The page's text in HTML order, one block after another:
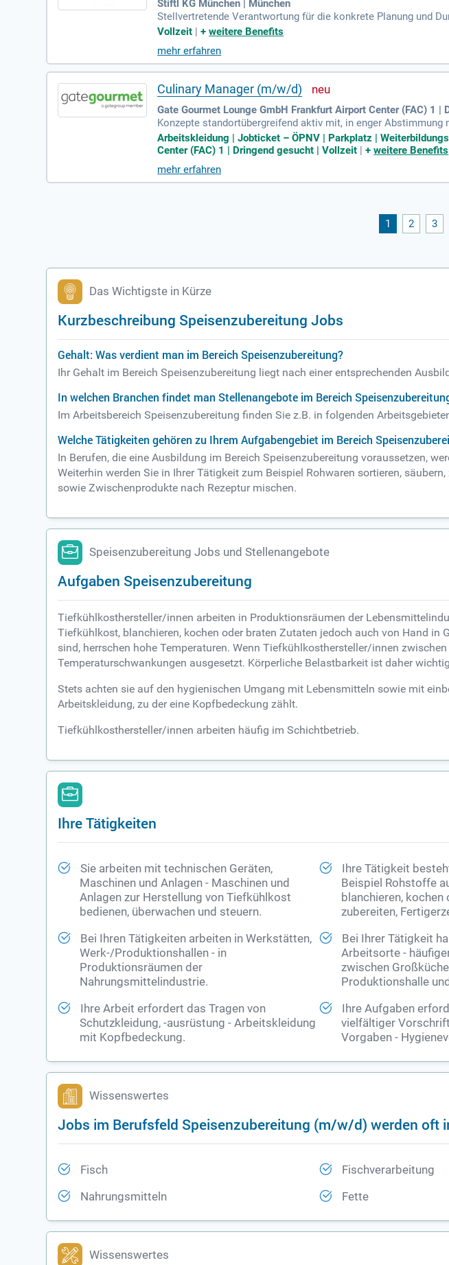
Stiftl KG München | München
Stellvertretende Verantwortung für die konkrete Planung und
m Küchenchef; Zubereitung von kalten und warmen Speisen,
Vollzeit |+weitere Benefits
mehr erfahren
Culinary Manager (m/w/d)
Gate Gourmet Lounge GmbH Frankfurt Airport Center (FAC) 1 |
Konzepte standortübergreifend aktiv mit, in enger Abstimmung
antworten Führung und Organisation der Küchenbereiche an
Arbeitskleidung | Jobticket – ÖPNV | Parkplatz |
Center (FAC) 1 | Dringend gesucht | Vollzeit |+weitere Benefits
mehr erfahren
1 2 3
Das Wichtigste in Kürze
Kurzbeschreibung Speisenzubereitung Jobs
Gehalt: Was verdient man im Bereich Speisenzubereitung?
Ihr Gehalt im Bereich Speisenzubereitung liegt nach einer entsprechenden
In welchen Branchen findet man Stellenangebote im Bereich
Im Arbeitsbereich Speisenzubereitung finden Sie z.B. in folgenden
Welche Tätigkeiten gehören zu Ihrem Aufgabengebiet im Bereich
In Berufen, die eine Ausbildung im Bereich Speisenzubereitung voraussetzen,
Weiterhin werden Sie in Ihrer Tätigkeit zum Beispiel Rohwaren sortieren,
sowie Zwischenprodukte nach Rezeptur mischen.
Speisenzubereitung Jobs und Stellenangebote
Aufgaben Speisenzubereitung
Tiefkühlkosthersteller/innen arbeiten in Produktionsräumen der
Tiefkühlkost, blanchieren, kochen oder braten Zutaten jedoch auch von Hand
sind, herrschen hohe Temperaturen. Wenn Tiefkühlkosthersteller/innen
Temperaturschwankungen ausgesetzt. Körperliche Belastbarkeit ist daher
Stets achten sie auf den hygienischen Umgang mit Lebensmitteln sowie mit
Arbeitskleidung, zu der eine Kopfbedeckung zählt.
Tiefkühlkosthersteller/innen arbeiten häufig im Schichtbetrieb.
Ihre Tätigkeiten
Sie arbeiten mit technischen Geräten,
Maschinen und Anlagen - Maschinen und
Anlagen zur Herstellung von Tiefkühlkost
bedienen, überwachen und steuern.
Ihre Tätigkeit
Beispiel Rohstoffe
blanchieren, kochen
zubereiten,
Bei Ihren Tätigkeiten arbeiten in Werkstätten,
Werk-/Produktionshallen - in
Produktionsräumen der
Nahrungsmittelindustrie.
Bei Ihrer Tätigkeit
Arbeitsorte -
zwischen
Produktionshalle
Ihre Arbeit erfordert das Tragen von
Schutzkleidung, -ausrüstung - Arbeitskleidung
mit Kopfbedeckung.
Ihre Aufgaben
vielfältiger
Vorgaben -
Wissenswertes
Jobs im Berufsfeld Speisenzubereitung (m/w/d) werden oft
Fisch Fischverarbeitung
Nahrungsmitteln Fette
Wissenswertes